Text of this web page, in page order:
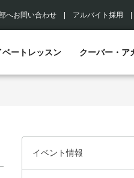
へお問い合わせ アルバイト採用
ベートレッスン クーバー・ア
イベント情報